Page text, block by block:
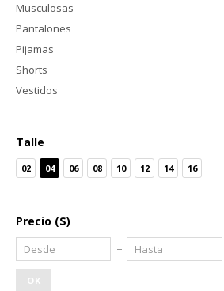
Musculosas
Pantalones
Pijamas
Shorts
Vestidos
Talle
02 04 06 08 10 12 14 16
Precio ($)
OK